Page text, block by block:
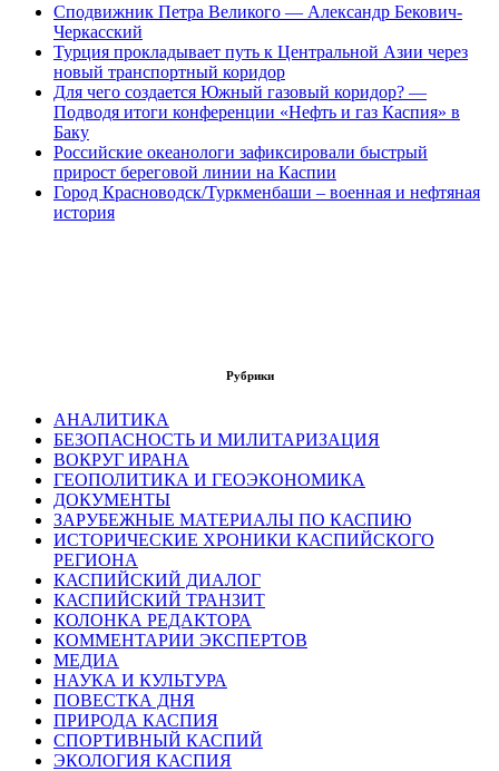
Сподвижник Петра Великого — Александр Бекович-
Черкасский
Турция прокладывает путь к Центральной Азии через
новый транспортный коридор
Для чего создается Южный газовый коридор? —
Подводя итоги конференции «Нефть и газ Каспия» в
Баку
Российские океанологи зафиксировали быстрый
прирост береговой линии на Каспии
Город Красноводск/Туркменбаши – военная и нефтяная
история
Рубрики
АНАЛИТИКА
БЕЗОПАСНОСТЬ И МИЛИТАРИЗАЦИЯ
ВОКРУГ ИРАНА
ГЕОПОЛИТИКА И ГЕОЭКОНОМИКА
ДОКУМЕНТЫ
ЗАРУБЕЖНЫЕ МАТЕРИАЛЫ ПО КАСПИЮ
ИСТОРИЧЕСКИЕ ХРОНИКИ КАСПИЙСКОГО
РЕГИОНА
КАСПИЙСКИЙ ДИАЛОГ
КАСПИЙСКИЙ ТРАНЗИТ
КОЛОНКА РЕДАКТОРА
КОММЕНТАРИИ ЭКСПЕРТОВ
МЕДИА
НАУКА И КУЛЬТУРА
ПОВЕСТКА ДНЯ
ПРИРОДА КАСПИЯ
СПОРТИВНЫЙ КАСПИЙ
ЭКОЛОГИЯ КАСПИЯ